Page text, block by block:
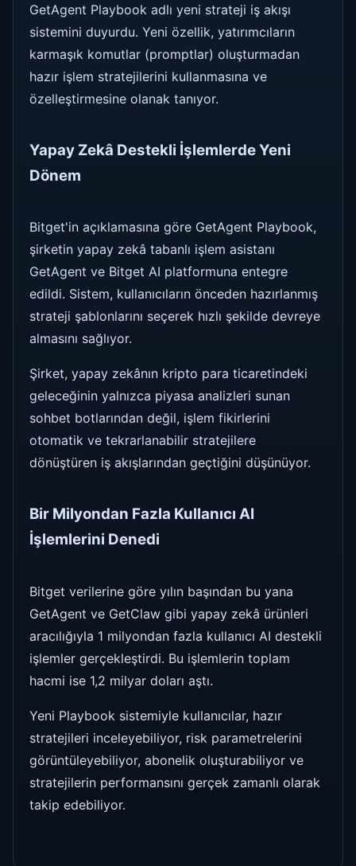
GetAgent Playbook adlı yeni strateji iş akışı
sistemini duyurdu. Yeni özellik, yatırımcıların
karmaşık komutlar (promptlar) oluşturmadan
hazır işlem stratejilerini kullanmasına ve
özelleştirmesine olanak tanıyor.
Yapay Zekâ Destekli İşlemlerde Yeni
Dönem
Bitget'in açıklamasına göre GetAgent Playbook,
şirketin yapay zekâ tabanlı işlem asistanı
GetAgent ve Bitget AI platformuna entegre
edildi. Sistem, kullanıcıların önceden hazırlanmış
strateji şablonlarını seçerek hızlı şekilde devreye
almasını sağlıyor.
Şirket, yapay zekânın kripto para ticaretindeki
geleceğinin yalnızca piyasa analizleri sunan
sohbet botlarından değil, işlem fikirlerini
otomatik ve tekrarlanabilir stratejilere
dönüştüren iş akışlarından geçtiğini düşünüyor.
Bir Milyondan Fazla Kullanıcı AI
İşlemlerini Denedi
Bitget verilerine göre yılın başından bu yana
GetAgent ve GetClaw gibi yapay zekâ ürünleri
aracılığıyla 1 milyondan fazla kullanıcı AI destekli
işlemler gerçekleştirdi. Bu işlemlerin toplam
hacmi ise 1,2 milyar doları aştı.
Yeni Playbook sistemiyle kullanıcılar, hazır
stratejileri inceleyebiliyor, risk parametrelerini
görüntüleyebiliyor, abonelik oluşturabiliyor ve
stratejilerin performansını gerçek zamanlı olarak
takip edebiliyor.